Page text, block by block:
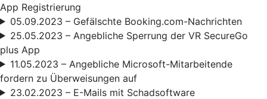
App Registrierung
05.09.2023 – Gefälschte Booking.com-Nachrichten
25.05.2023 – Angebliche Sperrung der VR SecureGo
plus App
11.05.2023 – Angebliche Microsoft-Mitarbeitende
fordern zu Überweisungen auf
23.02.2023 – E-Mails mit Schadsoftware